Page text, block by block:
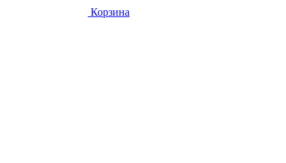
Корзина